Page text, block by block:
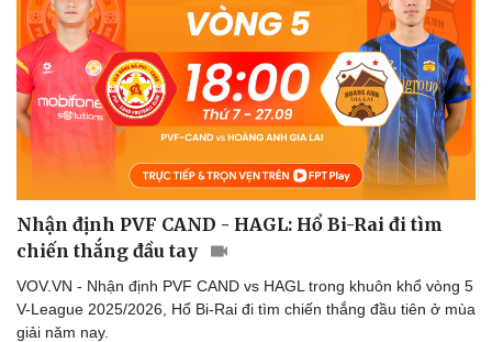
Nhận định PVF CAND - HAGL: Hổ Bi-Rai đi tìm
chiến thắng đầu tay
VOV.VN - Nhận định PVF CAND vs HAGL trong khuôn khổ vòng 5
V-League 2025/2026, Hổ Bi-Rai đi tìm chiến thắng đầu tiên ở mùa
giải năm nay.